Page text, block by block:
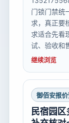
门锁门禁统
求，真正要
求适合先看
试、验收和
继续浏览
御佰安报
民宿园区